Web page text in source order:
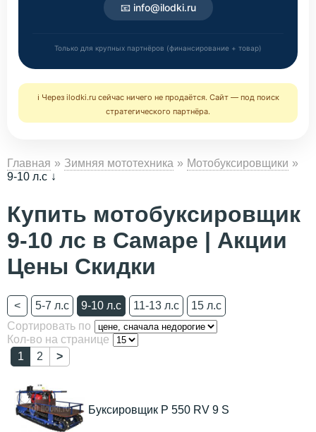
📧 info@ilodki.ru
Только для крупных партнёров (финансирование + товар)
ℹ️ Через ilodki.ru сейчас ничего не продаётся. Сайт — под поиск
стратегического партнёра.
Главная Зимняя мототехника
Мотобуксировщики
9-10 л.с
Купить мотобуксировщик
9-10 лс в Самаре | Акции
Цены Скидки
< 5-7 л.с 9-10 л.с 11-13 л.с
15 л.с
Сортировать по
Кол-во на странице
1
2 >
Буксировщик P 550 RV 9 S